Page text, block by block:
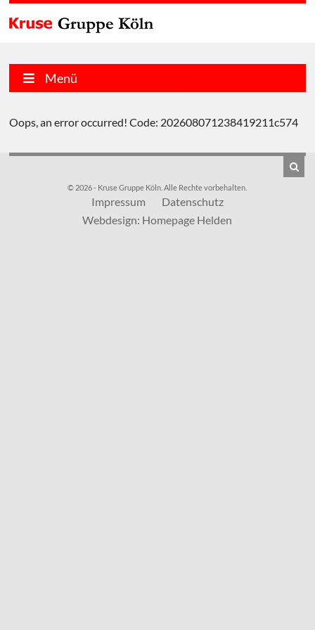
Menü
Oops, an error occurred! Code: 202608071238419211c574
© 2026 - Kruse Gruppe Köln. Alle Rechte vorbehalten.
Impressum
Datenschutz
Webdesign: Homepage Helden